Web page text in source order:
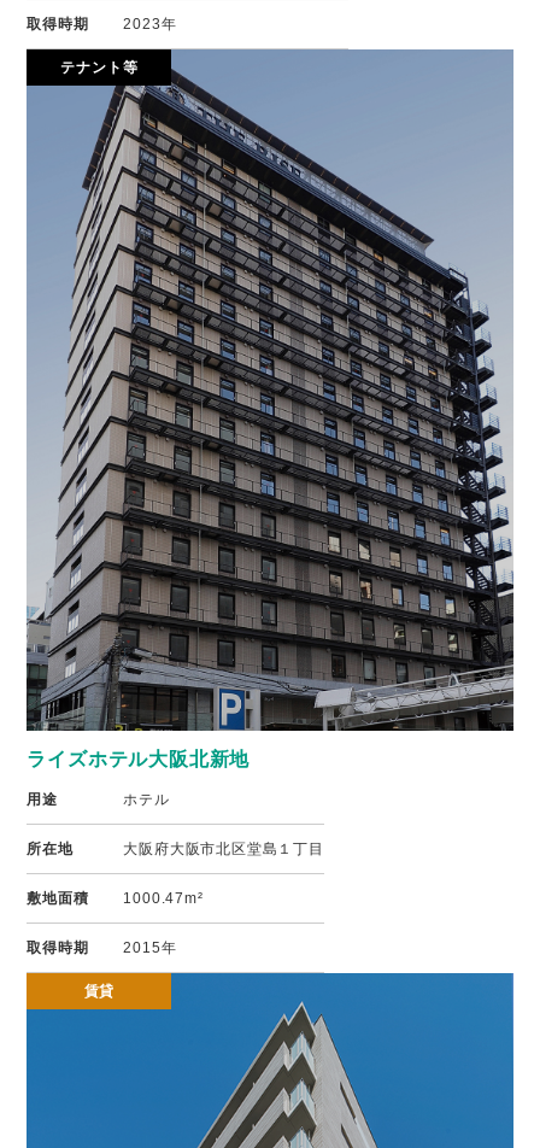
取得時期 2023年
テナント等
ライズホテル大阪北新地
用途 ホテル
所在地 大阪府大阪市北区堂島１丁目
敷地面積 1000.47m²
取得時期 2015年
賃貸